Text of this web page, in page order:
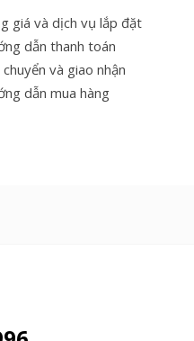
giá và dịch vụ lắp đặt
dẫn thanh toán
chuyển và giao nhận
dẫn mua hàng